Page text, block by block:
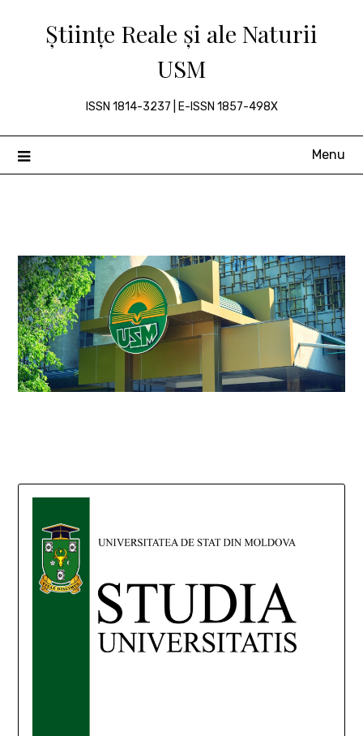
Științe Reale și ale Naturii
USM
ISSN 1814-3237 | E-ISSN 1857-498X
Menu